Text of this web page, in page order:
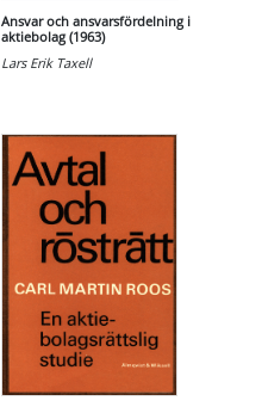
Ansvar och ansvarsfördelning i
aktiebolag (1963)
Lars Erik Taxell